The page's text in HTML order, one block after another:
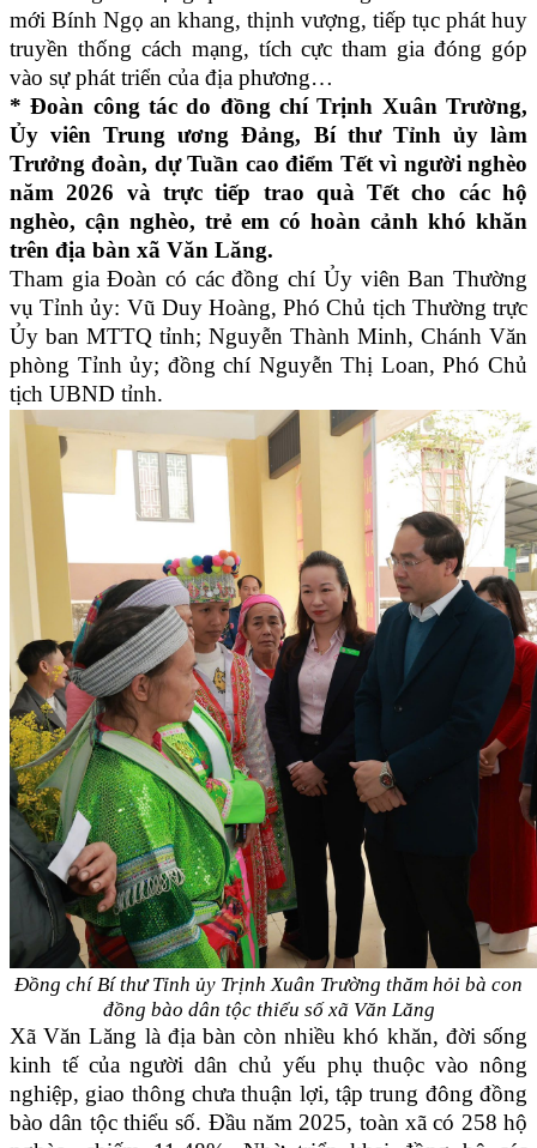
mới Bính Ngọ an khang, thịnh vượng, tiếp tục phát huy
truyền thống cách mạng, tích cực tham gia đóng góp
vào sự phát triển của địa phương…
* Đoàn công tác do đồng chí Trịnh Xuân Trường,
Ủy viên Trung ương Đảng, Bí thư Tỉnh ủy làm
Trưởng đoàn, dự Tuần cao điểm Tết vì người nghèo
năm 2026 và trực tiếp trao quà Tết cho các hộ
nghèo, cận nghèo, trẻ em có hoàn cảnh khó khăn
trên địa bàn xã Văn Lăng.
Tham gia Đoàn có các đồng chí Ủy viên Ban Thường
vụ Tỉnh ủy: Vũ Duy Hoàng, Phó Chủ tịch Thường trực
Ủy ban MTTQ tỉnh; Nguyễn Thành Minh, Chánh Văn
phòng Tỉnh ủy; đồng chí Nguyễn Thị Loan, Phó Chủ
tịch UBND tỉnh.
Đồng chí Bí thư Tỉnh ủy Trịnh Xuân Trường thăm hỏi bà con
đồng bào dân tộc thiểu số xã Văn Lăng
Xã Văn Lăng là địa bàn còn nhiều khó khăn, đời sống
kinh tế của người dân chủ yếu phụ thuộc vào nông
nghiệp, giao thông chưa thuận lợi, tập trung đông đồng
bào dân tộc thiểu số. Đầu năm 2025, toàn xã có 258 hộ